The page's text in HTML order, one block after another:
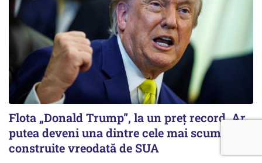
Flota „Donald Trump”, la un preț record. Ar
putea deveni una dintre cele mai scumpe
construite vreodată de SUA